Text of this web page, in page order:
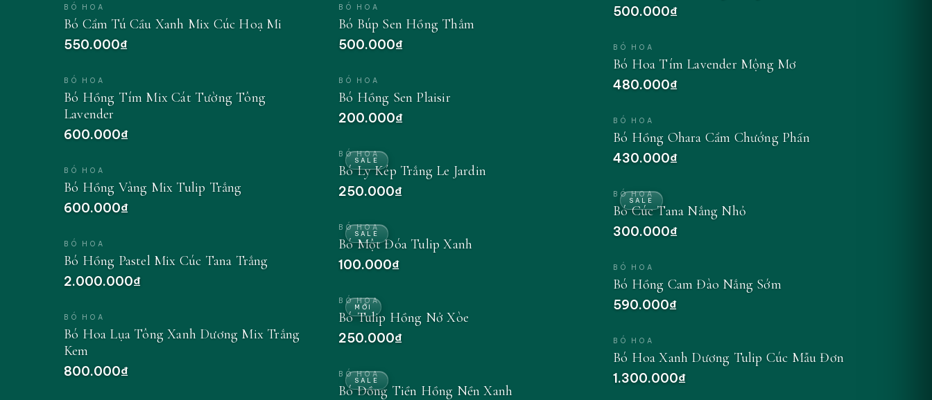
BÓ HOA
Bó Cẩm Tú Cầu Xanh Mix Cúc Hoạ Mi
550.000₫
BÓ HOA
Bó Hồng Tím Mix Cát Tường Tông
Lavender
600.000₫
BÓ HOA
Bó Hồng Vàng Mix Tulip Trắng
600.000₫
BÓ HOA
Bó Hồng Pastel Mix Cúc Tana Trắng
2.000.000₫
BÓ HOA
Bó Hoa Lụa Tông Xanh Dương Mix Trắng
Kem
800.000₫
BÓ HOA
Bó Búp Sen Hồng Thắm
500.000₫
BÓ HOA
Bó Hồng Sen Plaisir
200.000₫
SALE
BÓ HOA
Bó Ly Kép Trắng Le Jardin
250.000₫
SALE
BÓ HOA
Bó Một Đóa Tulip Xanh
100.000₫
MỚI
BÓ HOA
Bó Tulip Hồng Nở Xòe
250.000₫
SALE
BÓ HOA
Bó Đồng Tiền Hồng Nền Xanh
500.000₫
BÓ HOA
Bó Hoa Tím Lavender Mộng Mơ
480.000₫
BÓ HOA
Bó Hồng Ohara Cẩm Chướng Phấn
430.000₫
SALE
BÓ HOA
Bó Cúc Tana Nắng Nhỏ
300.000₫
BÓ HOA
Bó Hồng Cam Đào Nắng Sớm
590.000₫
BÓ HOA
Bó Hoa Xanh Dương Tulip Cúc Mẫu Đơn
1.300.000₫